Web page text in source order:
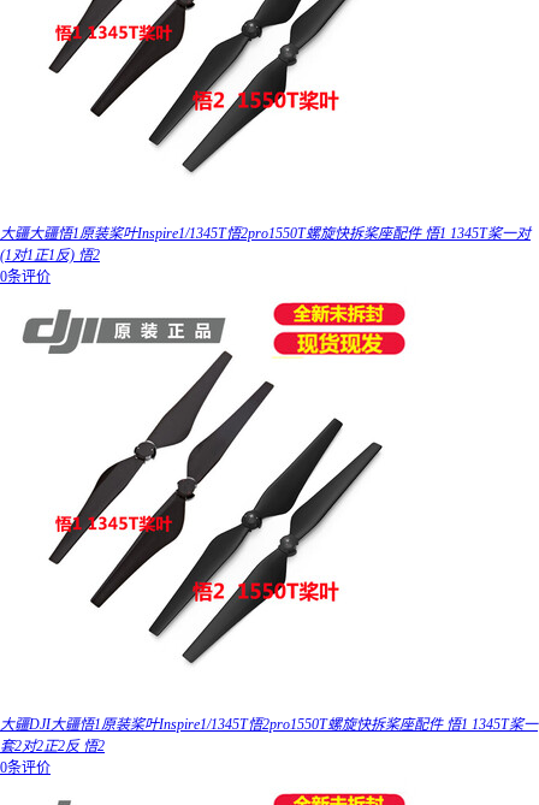
大疆大疆悟1原装桨叶Inspire1/1345T悟2pro1550T螺旋快拆桨座配件 悟1 1345T桨一对
(1对1正1反) 悟2
0条评价
大疆DJI大疆悟1原装桨叶Inspire1/1345T悟2pro1550T螺旋快拆桨座配件 悟1 1345T桨一
套2对2正2反 悟2
0条评价